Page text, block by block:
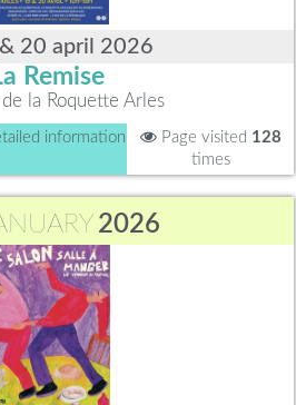
20 april 2026
Remise
la Roquette Arles
information Page visited 128
times
2026